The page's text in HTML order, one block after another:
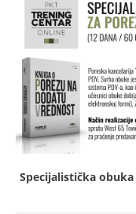
Specijalistička